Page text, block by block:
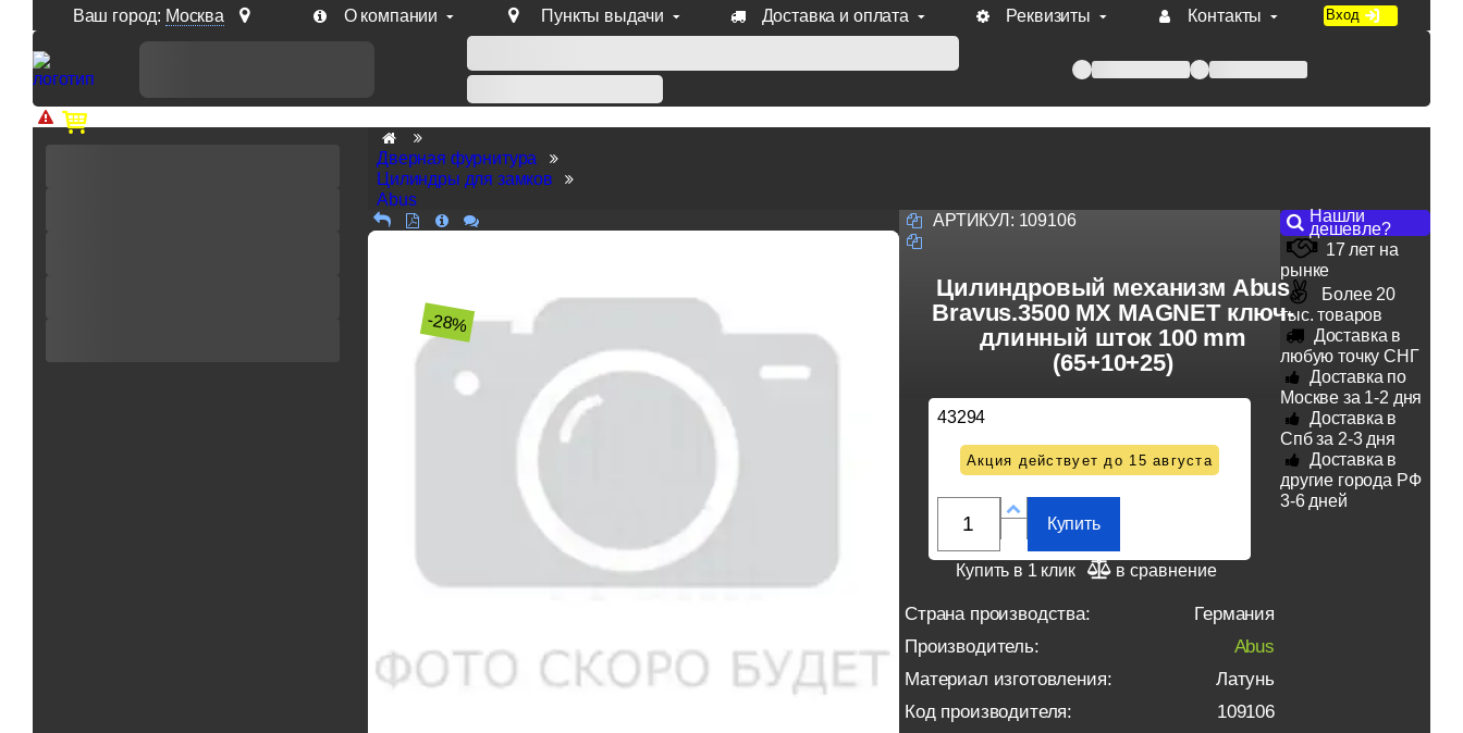
Ваш город: Москва О компании Пункты выдачи Доставка и оплата Реквизиты Контакты Вход
Доп. скидка от цен на сайте 7% при заказе от 50 тыс. руб продукции Venezia, Fratelli, Tupai, Extreza, Melodia, Forme при оплате по счету.
Дверная фурнитура
Цилиндры для замков
Abus
-28%
АРТИКУЛ: 109106
Цилиндровый механизм Abus
Bravus.3500 MX MAGNET ключ-
длинный шток 100 mm
(65+10+25)
43294
Акция действует до 15 августа
Купить
Купить в 1 клик в сравнение
Страна производства:
Германия
Производитель:
Abus
Материал изготовления:
Латунь
Код производителя:
109106
Нашли
дешевле?
17 лет на
рынке
Более 20
тыс. товаров
Доставка в
любую точку СНГ
Доставка по
Москве за 1-2 дня
Доставка в
Спб за 2-3 дня
Доставка в
другие города РФ
3-6 дней